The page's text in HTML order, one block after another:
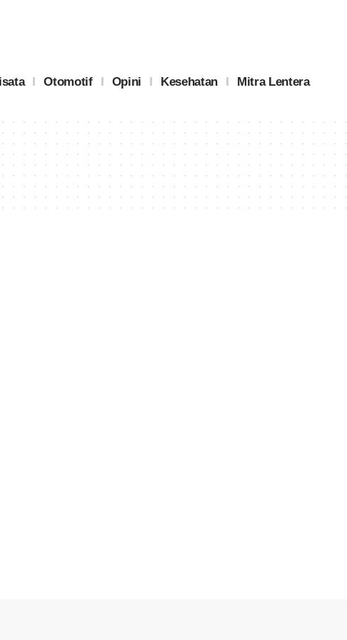
Otomotif Opini Kesehatan Mitra Lentera